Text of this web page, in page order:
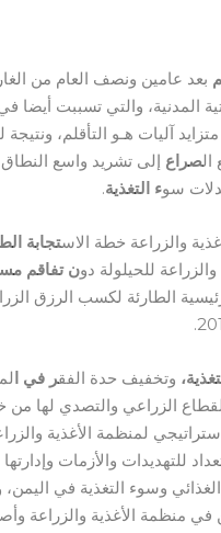
بعد عامين ونصف العام من
المدنية، والتي تسببت أيضا
آليات هـو التأقلم، ونتيجة
صراع إلى تشريد واسع النطاق
سوء التغذية.
والزراعة خطة الاستجابة
للحيلولة دون تفاقم
الطارئة لكسب الرزق
وتخفيف حدة الفقر في ا
الزراعي والتصدي لها من
لمنظمة الأغذية
للتهديدات والأزمات
الغذائي وسوء التغذية في
في منظمة الأغذية والزراعة